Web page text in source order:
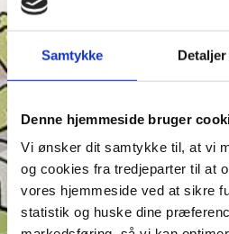
Samtykke Detaljer
Denne hjemmeside bruger
Vi ønsker dit samtykke til, at vi
og cookies fra tredjeparter til at
vores hjemmeside ved at sikre
statistik og huske dine
And!
Find ord, Labyrint & Find 7 fejl –
opmærksomhed i Anders And!
Find ord, Labyrint & Find 7 fejl –
Tags
Andeby Andeby Posten
Anders Vildand
Bjørne-banden